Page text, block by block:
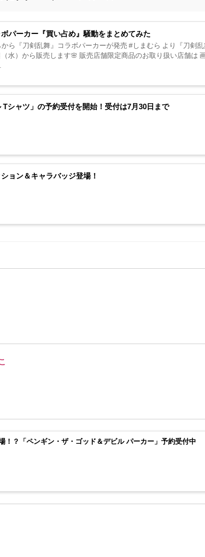
パーカー『買い占め』騒動をまとめてみた
ら『刀剣乱舞』コラボパーカーが発売 #しまむら より『刀剣
（水）から販売します🌸 販売店舗限定商品のお取り扱い店舗は
シャツ」の予約受付を開始！受付は7月30日まで
ョン＆キャラバッジ登場！
！？「ペンギン・ザ・ゴッド＆デビル パーカー」予約受付中